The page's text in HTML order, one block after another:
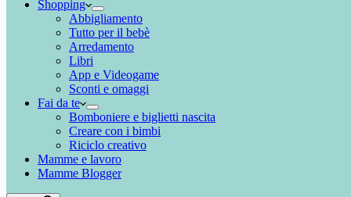
Shopping
Abbigliamento
Tutto per il bebè
Arredamento
Libri
App e Videogame
Sconti e omaggi
Fai da te
Bomboniere e biglietti nascita
Creare con i bimbi
Riciclo creativo
Mamme e lavoro
Mamme Blogger